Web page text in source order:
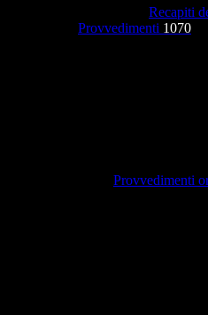
Recapiti
Provvedimenti 1070
Provvedimenti